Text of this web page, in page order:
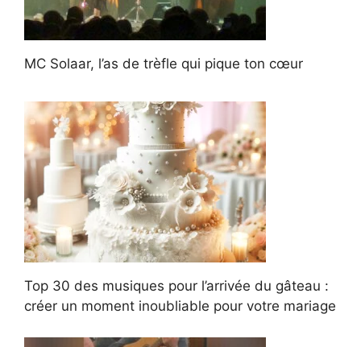
MC Solaar, l’as de trèfle qui pique ton cœur
Top 30 des musiques pour l’arrivée du gâteau :
créer un moment inoubliable pour votre mariage